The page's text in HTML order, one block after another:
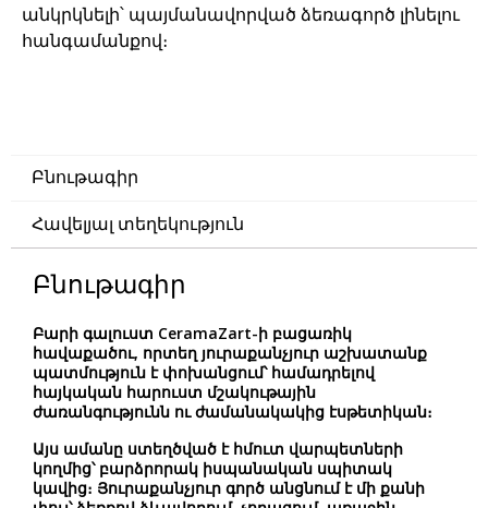
անկրկնելի՝ պայմանավորված ձեռագործ լինելու
հանգամանքով։
Բնութագիր
Հավելյալ տեղեկություն
Բնութագիր
Բարի գալուստ CeramaZart-ի բացառիկ
հավաքածու, որտեղ յուրաքանչյուր աշխատանք
պատմություն է փոխանցում՝ համադրելով
հայկական հարուստ մշակութային
ժառանգությունն ու ժամանակակից էսթետիկան։
Այս ամանը ստեղծված է հմուտ վարպետների
կողմից՝ բարձրորակ իսպանական սպիտակ
կավից։ Յուրաքանչյուր գործ անցնում է մի քանի